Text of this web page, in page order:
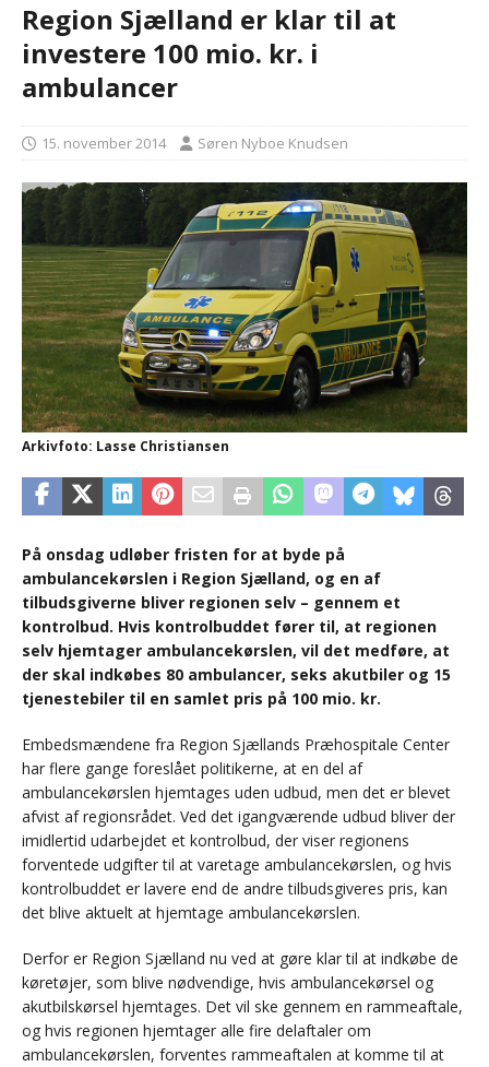
Region Sjælland er klar til at
investere 100 mio. kr. i
ambulancer
15. november 2014 Søren Nyboe Knudsen
Arkivfoto: Lasse Christiansen
På onsdag udløber fristen for at byde på
ambulancekørslen i Region Sjælland, og en af
tilbudsgiverne bliver regionen selv – gennem et
kontrolbud. Hvis kontrolbuddet fører til, at regionen
selv hjemtager ambulancekørslen, vil det medføre, at
der skal indkøbes 80 ambulancer, seks akutbiler og 15
tjenestebiler til en samlet pris på 100 mio. kr.
Embedsmændene fra Region Sjællands Præhospitale Center
har flere gange foreslået politikerne, at en del af
ambulancekørslen hjemtages uden udbud, men det er blevet
afvist af regionsrådet. Ved det igangværende udbud bliver der
imidlertid udarbejdet et kontrolbud, der viser regionens
forventede udgifter til at varetage ambulancekørslen, og hvis
kontrolbuddet er lavere end de andre tilbudsgiveres pris, kan
det blive aktuelt at hjemtage ambulancekørslen.
Derfor er Region Sjælland nu ved at gøre klar til at indkøbe de
køretøjer, som blive nødvendige, hvis ambulancekørsel og
akutbilskørsel hjemtages. Det vil ske gennem en rammeaftale,
og hvis regionen hjemtager alle fire delaftaler om
ambulancekørslen, forventes rammeaftalen at komme til at